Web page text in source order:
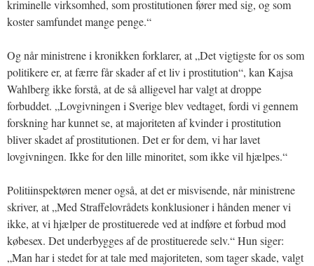
kriminelle virksomhed, som prostitutionen fører med sig, og som
koster samfundet mange penge.“
Og når ministrene i kronikken forklarer, at „Det vigtigste for os som
politikere er, at færre får skader af et liv i prostitution“, kan Kajsa
Wahlberg ikke forstå, at de så alligevel har valgt at droppe
forbuddet. „Lovgivningen i Sverige blev vedtaget, fordi vi gennem
forskning har kunnet se, at majoriteten af kvinder i prostitution
bliver skadet af prostitutionen. Det er for dem, vi har lavet
lovgivningen. Ikke for den lille minoritet, som ikke vil hjælpes.“
Politiinspektøren mener også, at det er misvisende, når ministrene
skriver, at „Med Straffelovrådets konklusioner i hånden mener vi
ikke, at vi hjælper de prostituerede ved at indføre et forbud mod
købesex. Det underbygges af de prostituerede selv.“ Hun siger:
„Man har i stedet for at tale med majoriteten, som tager skade, valgt